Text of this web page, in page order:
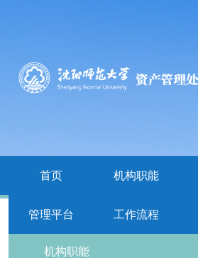
首页 机构职能
管理平台 工作流程
栏目导航
机构职能